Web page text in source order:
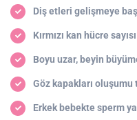
Diş etleri gelişmeye
Kırmızı kan hücre
Boyu uzar, beyin
Göz kapakları oluşumu
Erkek bebekte sperm